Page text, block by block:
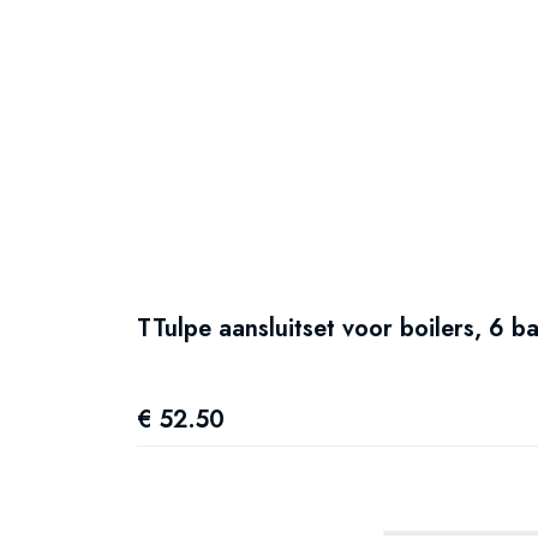
TTulpe aansluitset voor boilers, 6
€ 52.50